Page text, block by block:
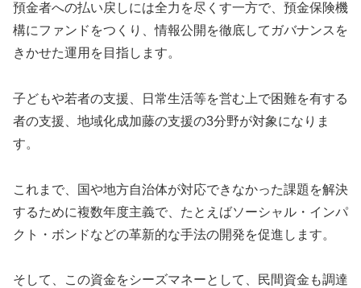
預金者への払い戻しには全力を尽くす一方で、預金保険機
構にファンドをつくり、情報公開を徹底してガバナンスを
きかせた運用を目指します。
子どもや若者の支援、日常生活等を営む上で困難を有する
者の支援、地域化成加藤の支援の3分野が対象になりま
す。
これまで、国や地方自治体が対応できなかった課題を解決
するために複数年度主義で、たとえばソーシャル・インパ
クト・ボンドなどの革新的な手法の開発を促進します。
そして、この資金をシーズマネーとして、民間資金も調達